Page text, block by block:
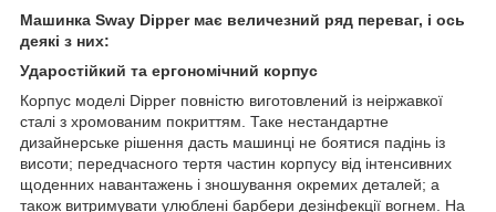
Машинка Sway Dipper має величезний ряд переваг, і ось
деякі з них:
Ударостійкий та ергономічний корпус
Корпус моделі Dipper повністю виготовлений із неіржавкої
сталі з хромованим покриттям. Таке нестандартне
дизайнерське рішення дасть машинці не боятися падінь із
висоти; передчасного тертя частин корпусу від інтенсивних
щоденних навантажень і зношування окремих деталей; а
також витримувати улюблені барбери дезінфекції вогнем. На